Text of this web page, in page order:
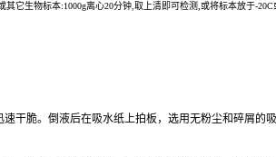
它生物标本:1000g离心20分钟,取上清即可检测,或将标本放于-20C
干脆。倒液后在吸水纸上拍板，选用无粉尘和碎屑的